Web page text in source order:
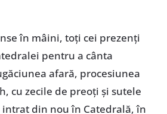
în mâini, toți cei prezenți
pentru a cânta
afară, procesiunea
cu zecile de preoți și sutele
din nou în Catedrală, în